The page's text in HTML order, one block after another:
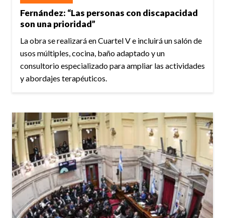
Fernández: “Las personas con discapacidad
son una prioridad”
La obra se realizará en Cuartel V e incluirá un salón de
usos múltiples, cocina, baño adaptado y un
consultorio especializado para ampliar las actividades
y abordajes terapéuticos.